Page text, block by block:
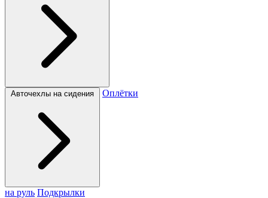
Авточехлы на сидения Оплётки
на руль Подкрылки